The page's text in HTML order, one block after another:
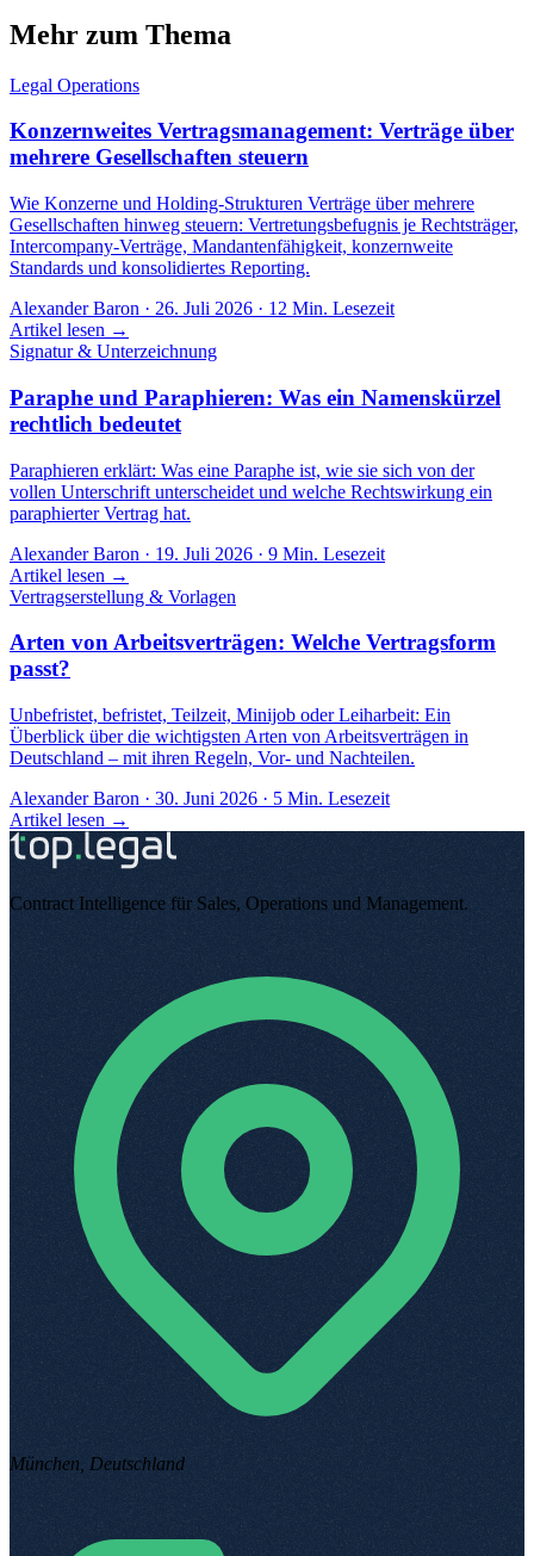
Mehr zum Thema
Legal Operations
Konzernweites Vertragsmanagement: Verträge über
mehrere Gesellschaften steuern
Wie Konzerne und Holding-Strukturen Verträge über mehrere
Gesellschaften hinweg steuern: Vertretungsbefugnis je Rechtsträger,
Intercompany-Verträge, Mandantenfähigkeit, konzernweite
Standards und konsolidiertes Reporting.
Alexander Baron · 26. Juli 2026 · 12 Min. Lesezeit
Artikel lesen →
Signatur & Unterzeichnung
Paraphe und Paraphieren: Was ein Namenskürzel
rechtlich bedeutet
Paraphieren erklärt: Was eine Paraphe ist, wie sie sich von der
vollen Unterschrift unterscheidet und welche Rechtswirkung ein
paraphierter Vertrag hat.
Alexander Baron · 19. Juli 2026 · 9 Min. Lesezeit
Artikel lesen →
Vertragserstellung & Vorlagen
Arten von Arbeitsverträgen: Welche Vertragsform
passt?
Unbefristet, befristet, Teilzeit, Minijob oder Leiharbeit: Ein
Überblick über die wichtigsten Arten von Arbeitsverträgen in
Deutschland – mit ihren Regeln, Vor- und Nachteilen.
Alexander Baron · 30. Juni 2026 · 5 Min. Lesezeit
Artikel lesen →
Contract Intelligence für Sales, Operations und Management.
München, Deutschland